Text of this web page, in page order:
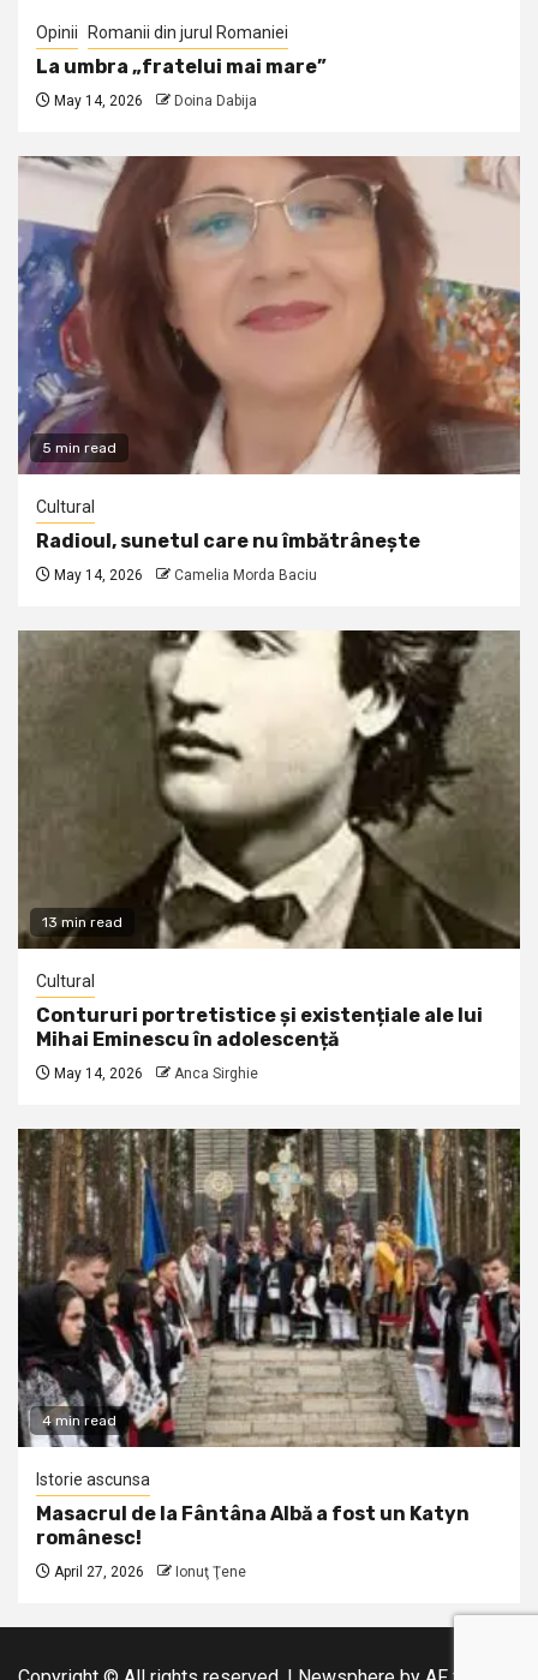
Opinii Romanii din jurul Romaniei
La umbra „fratelui mai mare”
May 14, 2026 Doina Dabija
5 min read
Cultural
Radioul, sunetul care nu îmbătrânește
May 14, 2026 Camelia Morda Baciu
13 min read
Cultural
Contururi portretistice și existențiale ale lui
Mihai Eminescu în adolescență
May 14, 2026 Anca Sirghie
4 min read
Istorie ascunsa
Masacrul de la Fântâna Albă a fost un Katyn
românesc!
April 27, 2026 Ionuţ Ţene